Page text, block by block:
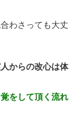
わさっても大丈
からの改心は体
をして頂く流れ